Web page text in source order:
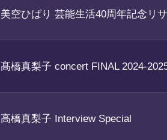
美空ひばり 芸能生活40周年記念リ
髙橋真梨子 concert FINAL 2024-
高橋真梨子 Interview Special